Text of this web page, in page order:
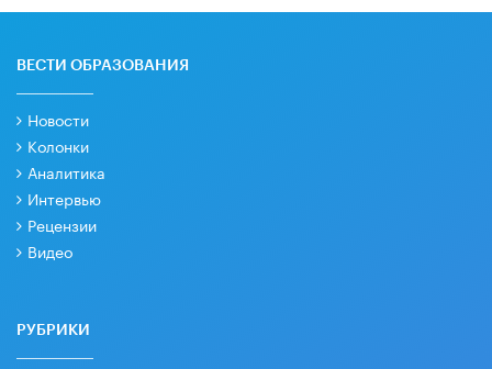
ВЕСТИ ОБРАЗОВАНИЯ
Новости
Колонки
Аналитика
Интервью
Рецензии
Видео
РУБРИКИ